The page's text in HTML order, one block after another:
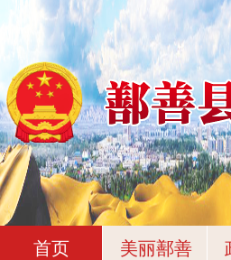
首页 美丽鄯善